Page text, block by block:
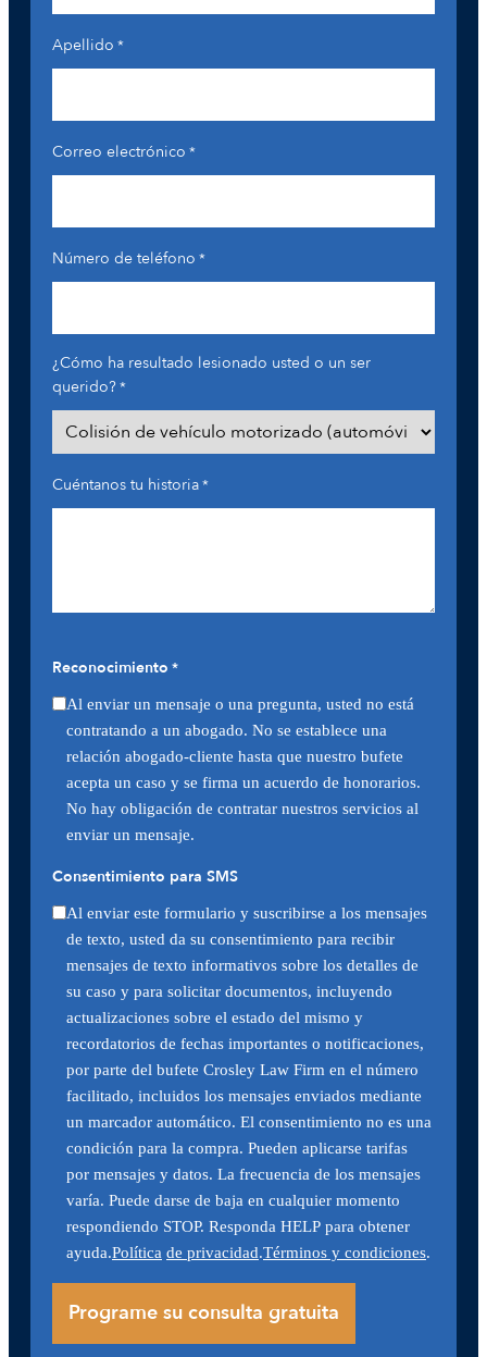
Apellido *
Correo electrónico *
Número de teléfono *
¿Cómo ha resultado lesionado usted o un ser
querido?*
Cuéntanos tu historia*
Reconocimiento *
Al enviar un mensaje o una pregunta, usted no está
contratando a un abogado. No se establece una
relación abogado-cliente hasta que nuestro bufete
acepta un caso y se firma un acuerdo de honorarios.
No hay obligación de contratar nuestros servicios al
enviar un mensaje.
Consentimiento para SMS
Al enviar este formulario y suscribirse a los mensajes
de texto, usted da su consentimiento para recibir
mensajes de texto informativos sobre los detalles de
su caso y para solicitar documentos, incluyendo
actualizaciones sobre el estado del mismo y
recordatorios de fechas importantes o notificaciones,
por parte del bufete Crosley Law Firm en el número
facilitado, incluidos los mensajes enviados mediante
un marcador automático. El consentimiento no es una
condición para la compra. Pueden aplicarse tarifas
por mensajes y datos. La frecuencia de los mensajes
varía. Puede darse de baja en cualquier momento
respondiendo STOP. Responda HELP para obtener
ayuda.Política de privacidad.Términos y condiciones.